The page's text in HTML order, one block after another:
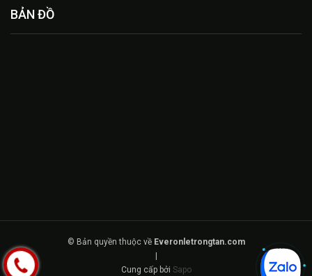
BẢN ĐỒ
© Bản quyền thuộc về Everonletrongtan.com
|
Cung cấp bởi Sapo